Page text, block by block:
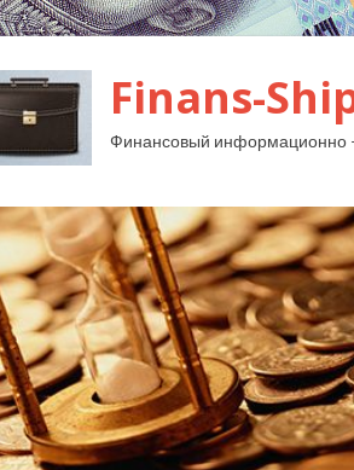
Finans-
Финансовый информационно